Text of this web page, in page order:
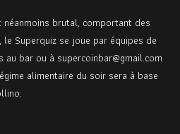
brutal, comportant des
Superquiz se joue par équipes de
bar ou à supercoinbar@gmail.com
alimentaire du soir sera à base